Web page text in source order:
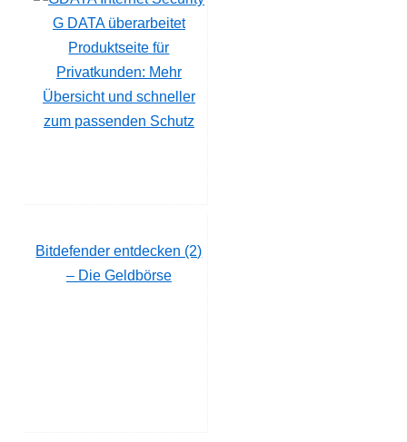
G DATA überarbeitet
Produktseite für
Privatkunden: Mehr
Übersicht und schneller
zum passenden Schutz
Bitdefender entdecken (2)
– Die Geldbörse